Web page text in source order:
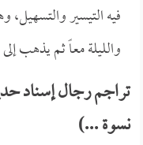
فيه التيسير
والليلة معاً ثم يذهب إلى
تراجم رجال إسناد
نسوة ...)